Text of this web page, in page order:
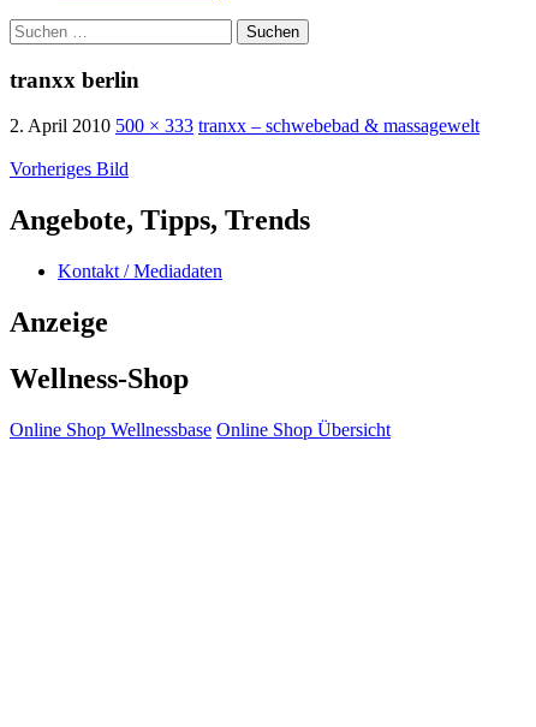
Suchen
nach:
tranxx berlin
2. April 2010 500 × 333 tranxx – schwebebad & massagewelt
Vorheriges Bild
Angebote, Tipps, Trends
Kontakt / Mediadaten
Anzeige
Wellness-Shop
Online Shop Wellnessbase Online Shop Übersicht